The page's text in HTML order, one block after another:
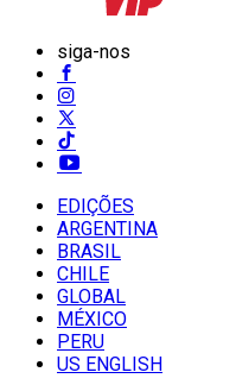
siga-nos
EDIÇÕES
ARGENTINA
BRASIL
CHILE
GLOBAL
MÉXICO
PERU
US ENGLISH